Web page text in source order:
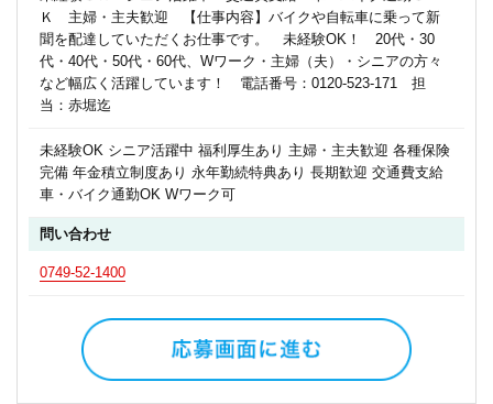
Ｋ 主婦・主夫歓迎 【仕事内容】バイクや自転車に乗って新
聞を配達していただくお仕事です。 未経験OK！ 20代・30
代・40代・50代・60代、Wワーク・主婦（夫）・シニアの方々
など幅広く活躍しています！ 電話番号：0120-523-171 担
当：赤堀迄
未経験OK シニア活躍中 福利厚生あり 主婦・主夫歓迎 各種保険
完備 年金積立制度あり 永年勤続特典あり 長期歓迎 交通費支給
車・バイク通勤OK Wワーク可
問い合わせ
0749-52-1400